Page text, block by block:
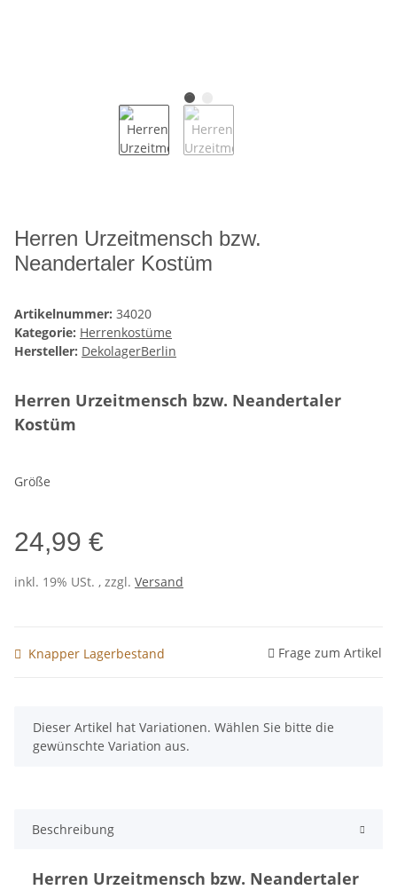
Herren Urzeitmensch bzw.
Neandertaler Kostüm
Artikelnummer: 34020
Kategorie: Herrenkostüme
Hersteller: DekolagerBerlin
Herren Urzeitmensch bzw. Neandertaler
Kostüm
Größe
24,99 €
inkl. 19% USt. , zzgl. Versand
Knapper Lagerbestand Frage zum Artikel
x
Dieser Artikel hat Variationen. Wählen Sie bitte die
gewünschte Variation aus.
Beschreibung
Herren Urzeitmensch bzw. Neandertaler